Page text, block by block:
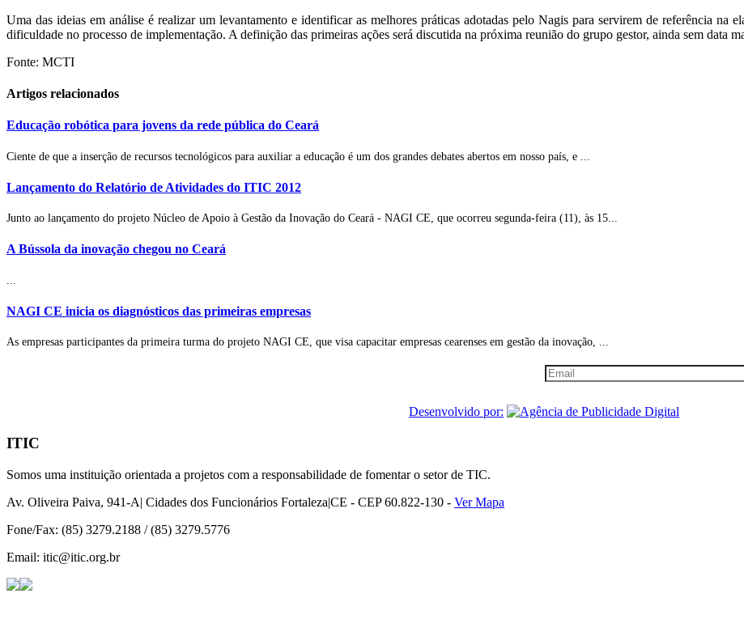
Uma das ideias em análise é realizar um levantamento e identificar as melhores práticas adotadas pelo Nagis para servirem de referência na
dificuldade no processo de implementação. A definição das primeiras ações será discutida na próxima reunião do grupo gestor, ainda sem data
Fonte: MCTI
Artigos relacionados
Educação robótica para jovens da rede pública do Ceará
Ciente de que a inserção de recursos tecnológicos para auxiliar a educação é um dos grandes debates abertos em nosso país, e ...
Lançamento do Relatório de Atividades do ITIC 2012
Junto ao lançamento do projeto Núcleo de Apoio à Gestão da Inovação do Ceará - NAGI CE, que ocorreu segunda-feira (11), às 15...
A Bússola da inovação chegou no Ceará
NAGI CE inicia os diagnósticos das primeiras empresas
As empresas participantes da primeira turma do projeto NAGI CE, que visa capacitar empresas cearenses em gestão da inovação, ...
Desenvolvido por:
ITIC
Somos uma instituição orientada a projetos com a responsabilidade de fomentar o setor de TIC.
Av. Oliveira Paiva, 941-A| Cidades dos Funcionários Fortaleza|CE - CEP 60.822-130 - Ver Mapa
Fone/Fax: (85) 3279.2188 / (85) 3279.5776
Email: itic@itic.org.br